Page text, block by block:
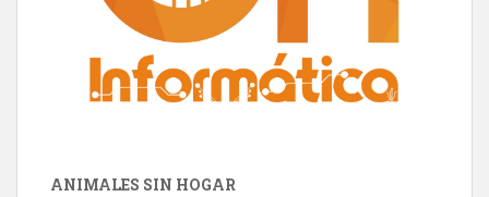
ANIMALES SIN HOGAR